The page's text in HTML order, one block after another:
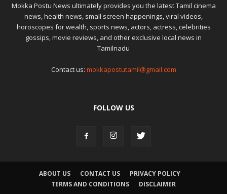
Mokka Postu News ultimately provides you the latest Tamil cinema
news, health news, small screen happenings, viral videos,
horoscopes for wealth, sports news, actors, actress, celebrities
gossips, movie reviews, and other exclusive local news in
Tamilnadu
Contact us: mokkapostutamil@gmail.com
FOLLOW US
ABOUT US CONTACT US
PRIVACY POLICY
TERMS AND CONDITIONS
DISCLAIMER